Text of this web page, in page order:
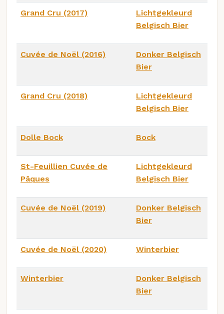
Grand Cru (2017)
Lichtgekleurd
Belgisch Bier
Cuvée de Noël (2016)
Donker Belgisch
Bier
Grand Cru (2018)
Lichtgekleurd
Belgisch Bier
Dolle Bock Bock
St-Feuillien Cuvée de
Pâques
Lichtgekleurd
Belgisch Bier
Cuvée de Noël (2019)
Donker Belgisch
Bier
Cuvée de Noël (2020) Winterbier
Winterbier
Donker Belgisch
Bier